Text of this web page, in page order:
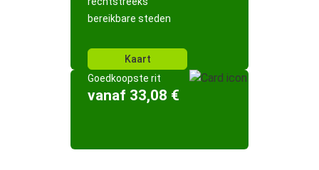
bereikbare steden
Kaart
Goedkoopste rit
vanaf 33,08 €